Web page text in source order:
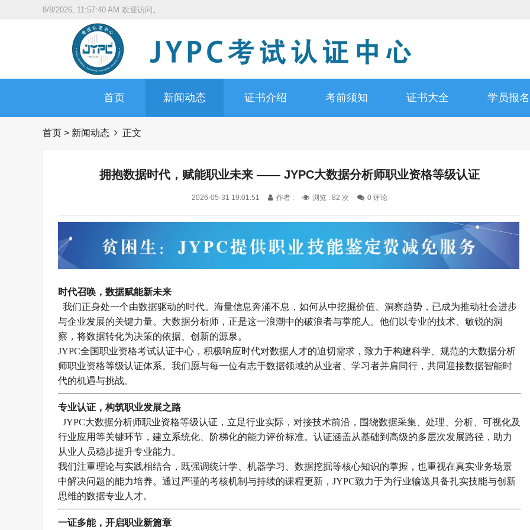
8/8/2026, 11:57:41 AM 欢迎访问。
首页 新闻动态 证书介绍 考前须知 证书大全 学员报名
首页 > 新闻动态 正文
拥抱数据时代，赋能职业未来 —— JYPC大数据分析师职业资格等级认证
2026-05-31 19:01:51 作者 : 浏览 : 82 次 0 评论
时代召唤，数据赋能新未来
我们正身处一个由数据驱动的时代。海量信息奔涌不息，如何从中挖掘价值、洞察趋势，已成为推动社会进步
与企业发展的关键力量。大数据分析师，正是这一浪潮中的破浪者与掌舵人。他们以专业的技术、敏锐的洞
察，将数据转化为决策的依据、创新的源泉。
JYPC全国职业资格考试认证中心，积极响应时代对数据人才的迫切需求，致力于构建科学、规范的大数据分析
师职业资格等级认证体系。我们愿与每一位有志于数据领域的从业者、学习者并肩同行，共同迎接数据智能时
代的机遇与挑战。
专业认证，构筑职业发展之路
JYPC大数据分析师职业资格等级认证，立足行业实际，对接技术前沿，围绕数据采集、处理、分析、可视化及
行业应用等关键环节，建立系统化、阶梯化的能力评价标准。认证涵盖从基础到高级的多层次发展路径，助力
从业人员稳步提升专业能力。
我们注重理论与实践相结合，既强调统计学、机器学习、数据挖掘等核心知识的掌握，也重视在真实业务场景
中解决问题的能力培养。通过严谨的考核机制与持续的课程更新，JYPC致力于为行业输送具备扎实技能与创新
思维的数据专业人才。
一证多能，开启职业新篇章